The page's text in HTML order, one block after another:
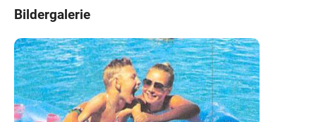
Bildergalerie